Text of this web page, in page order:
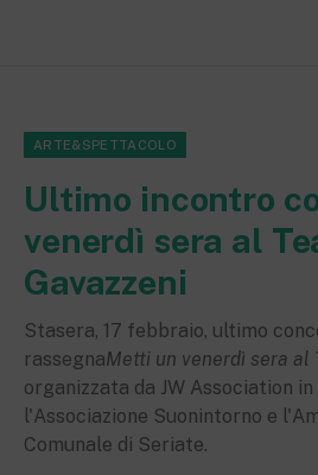
ARTE&SPETTACOLO
Ultimo incontro
venerdì sera al
Gavazzeni
Stasera, 17 febbraio, ultimo
rassegnaMetti un venerdì sera al
organizzata da JW Association
l'Associazione Suonintorno e
Comunale di Seriate.